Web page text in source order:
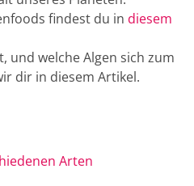
findest du in diesem
und welche Algen sich zum
dir in diesem Artikel.
Arten